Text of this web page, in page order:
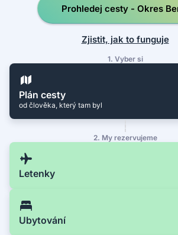
Prohledej cesty - Okres
Zjistit, jak to funguje
1. Vyber si
Plán cesty
od člověka, který tam byl
2. My rezervujeme
Letenky
Ubytování